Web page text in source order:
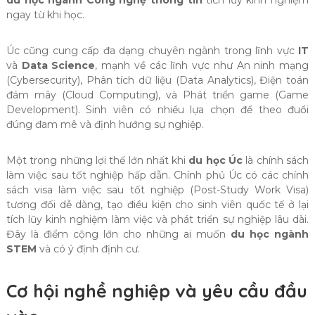
ngay từ khi học.
Úc cũng cung cấp đa dạng chuyên ngành trong lĩnh vực IT
và Data Science, mạnh về các lĩnh vực như An ninh mạng
(Cybersecurity), Phân tích dữ liệu (Data Analytics), Điện toán
đám mây (Cloud Computing), và Phát triển game (Game
Development). Sinh viên có nhiều lựa chọn để theo đuổi
đúng đam mê và định hướng sự nghiệp.
Một trong những lợi thế lớn nhất khi du học Úc là chính sách
làm việc sau tốt nghiệp hấp dẫn. Chính phủ Úc có các chính
sách visa làm việc sau tốt nghiệp (Post-Study Work Visa)
tương đối dễ dàng, tạo điều kiện cho sinh viên quốc tế ở lại
tích lũy kinh nghiệm làm việc và phát triển sự nghiệp lâu dài.
Đây là điểm cộng lớn cho những ai muốn du học ngành
STEM và có ý định định cư.
Cơ hội nghề nghiệp và yêu cầu đầu